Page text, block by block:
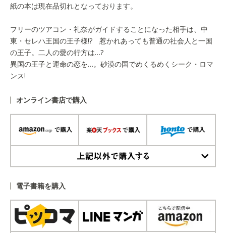
紙の本は現在品切れとなっております。
フリーのツアコン・礼奈がガイドすることになった相手は、中
東・セレハ王国の王子様!? 惹かれあっても普通の社会人と一国
の王子。二人の愛の行方は…?
異国の王子と運命の恋を…。砂漠の国でめくるめくシーク・ロマ
ンス!
オンライン書店で購入
電子書籍を購入